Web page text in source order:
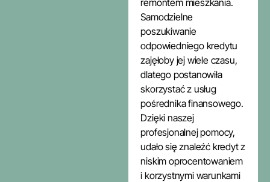
Samodzielne
poszukiwanie
odpowiedniego kredytu
zajęłoby jej wiele czasu,
dlatego postanowiła
skorzystać z usług
pośrednika finansowego.
Dzięki naszej
profesjonalnej pomocy,
udało się znaleźć kredyt z
niskim oprocentowaniem
i korzystnymi warunkami